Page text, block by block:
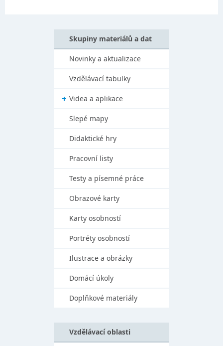
Skupiny materiálů a dat
Novinky a aktualizace
Vzdělávací tabulky
Videa a aplikace
Slepé mapy
Didaktické hry
Pracovní listy
Testy a písemné práce
Obrazové karty
Karty osobností
Portréty osobností
Ilustrace a obrázky
Domácí úkoly
Doplňkové materiály
Vzdělávací oblasti